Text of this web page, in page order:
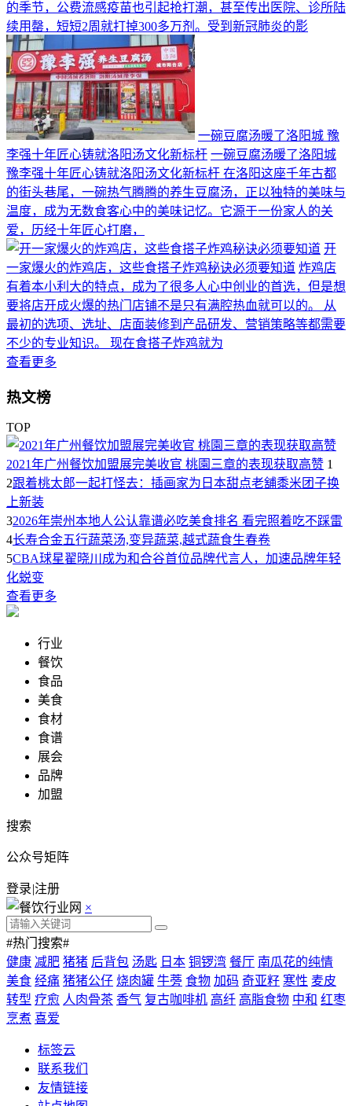
的季节，公费流感疫苗也引起抢打潮，甚至传出医院、诊所陆
续用罄，短短2周就打掉300多万剂。受到新冠肺炎的影
一碗豆腐汤暖了洛阳城 豫
李强十年匠心铸就洛阳汤文化新标杆 一碗豆腐汤暖了洛阳城
豫李强十年匠心铸就洛阳汤文化新标杆 在洛阳这座千年古都
的街头巷尾，一碗热气腾腾的养生豆腐汤，正以独特的美味与
温度，成为无数食客心中的美味记忆。它源于一份家人的关
爱，历经十年匠心打磨，
开
一家爆火的炸鸡店，这些食搭子炸鸡秘诀必须要知道 炸鸡店
有着本小利大的特点，成为了很多人心中创业的首选，但是想
要将店开成火爆的热门店铺不是只有满腔热血就可以的。 从
最初的选项、选址、店面装修到产品研发、营销策略等都需要
不少的专业知识。 现在食搭子炸鸡就为
查看更多
热文榜
TOP
2021年广州餐饮加盟展完美收官 桃園三章的表现获取高赞 1
2跟着桃太郎一起打怪去：插画家为日本甜点老舖黍米团子换
上新装
32026年崇州本地人公认靠谱必吃美食排名 看完照着吃不踩雷
4长寿合金五行蔬菜汤,变异蔬菜,越式蔬食生春卷
5CBA球星翟晓川成为和合谷首位品牌代言人，加速品牌年轻
化蜕变
查看更多
行业
餐饮
食品
美食
食材
食谱
展会
品牌
加盟
搜索
公众号矩阵
登录|注册
×
#热门搜索#
健康 减肥 猪猪 后背包 汤匙 日本 铜锣湾 餐厅 南瓜花的纯情
美食 经痛 猪猪公仔 烧肉罐 牛蒡 食物 加码 奇亚籽 寒性 麦皮
转型 疗愈 人肉骨茶 香气 复古咖啡机 高纤 高脂食物 中和 红枣
烹煮 喜爱
标签云
联系我们
友情链接